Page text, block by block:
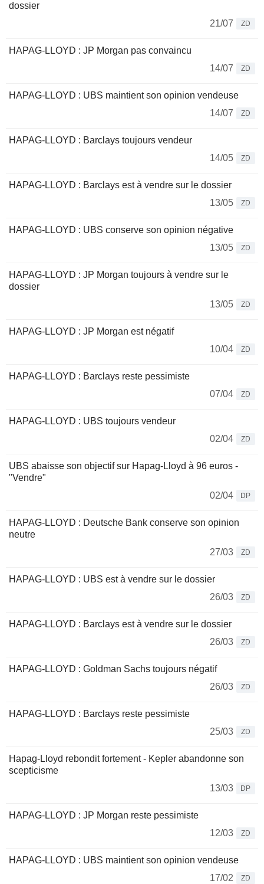
dossier
21/07
ZD
HAPAG-LLOYD : JP Morgan pas convaincu
14/07
ZD
HAPAG-LLOYD : UBS maintient son opinion vendeuse
14/07
ZD
HAPAG-LLOYD : Barclays toujours vendeur
14/05
ZD
HAPAG-LLOYD : Barclays est à vendre sur le dossier
13/05
ZD
HAPAG-LLOYD : UBS conserve son opinion négative
13/05
ZD
HAPAG-LLOYD : JP Morgan toujours à vendre sur le
dossier
13/05
ZD
HAPAG-LLOYD : JP Morgan est négatif
10/04
ZD
HAPAG-LLOYD : Barclays reste pessimiste
07/04
ZD
HAPAG-LLOYD : UBS toujours vendeur
02/04
ZD
UBS abaisse son objectif sur Hapag-Lloyd à 96 euros -
"Vendre"
02/04
DP
HAPAG-LLOYD : Deutsche Bank conserve son opinion
neutre
27/03
ZD
HAPAG-LLOYD : UBS est à vendre sur le dossier
26/03
ZD
HAPAG-LLOYD : Barclays est à vendre sur le dossier
26/03
ZD
HAPAG-LLOYD : Goldman Sachs toujours négatif
26/03
ZD
HAPAG-LLOYD : Barclays reste pessimiste
25/03
ZD
Hapag-Lloyd rebondit fortement - Kepler abandonne son
scepticisme
13/03
DP
HAPAG-LLOYD : JP Morgan reste pessimiste
12/03
ZD
HAPAG-LLOYD : UBS maintient son opinion vendeuse
17/02
ZD